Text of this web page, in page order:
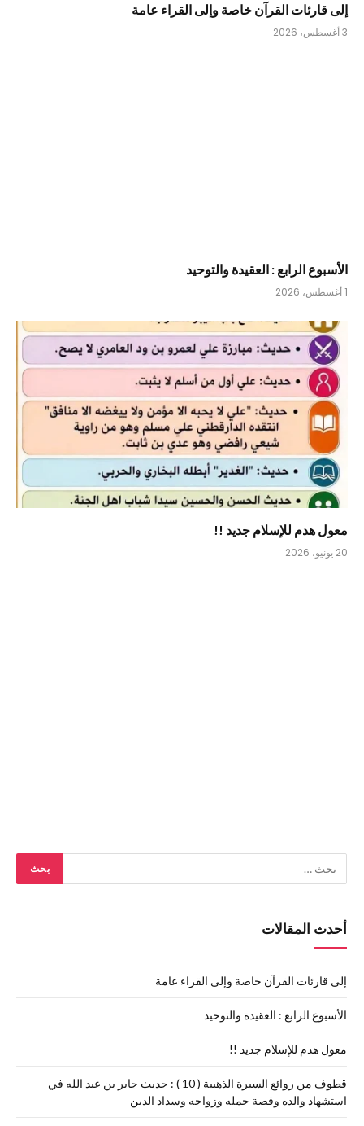
إلى قارئات القرآن خاصة وإلى القراء عامة
3 أغسطس، 2026
الأسبوع الرابع : العقيدة والتوحيد
1 أغسطس، 2026
معول هدم للإسلام جديد !!
20 يونيو، 2026
أحدث المقالات
إلى قارئات القرآن خاصة وإلى القراء عامة
الأسبوع الرابع : العقيدة والتوحيد
معول هدم للإسلام جديد !!
قطوف من روائع السيرة الذهبية ( 10 ) : حديث جابر بن عبد الله في
استشهاد والده وقصة جمله وزواجه وسداد الدين